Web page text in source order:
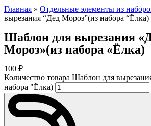
Главная » Отдельные элементы из
вырезания “Дед Мороз”(из набора “Ёлка)
Шаблон для вырезания
Мороз»(из набора «Ёлка)
100 ₽
Количество товара Шаблон для
набора "Ёлка)